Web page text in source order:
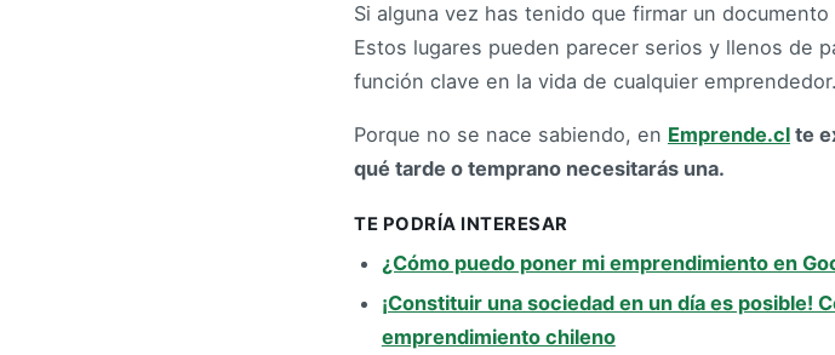
Si alguna vez has tenido que firmar un
Estos lugares pueden parecer serios y llenos de
función clave en la vida de cualquier emprendedor.
Porque no se nace sabiendo, en Emprende.cl te
qué tarde o temprano necesitarás una.
TE PODRÍA INTERESAR
¿Cómo puedo poner mi emprendimiento en
¡Constituir una sociedad en un día es posible!
emprendimiento chileno